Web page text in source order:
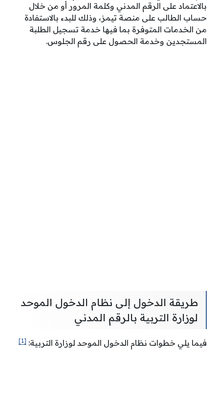
بالاعتماد على الرقم المدني وكلمة المرور أو من خلال
حساب الطالب على منصة تيمز، وذلك للبدء بالاستفادة
من الخدمات المتوفرة بما فيها خدمة تسجيل الطلبة
المستجدين وخدمة الحصول على رقم الجلوس.
طريقة الدخول إلى نظام الدخول الموحد
لوزارة التربية بالرقم المدني
فيما يلي خطوات نظام الدخول الموحد لوزارة التربية: [1]